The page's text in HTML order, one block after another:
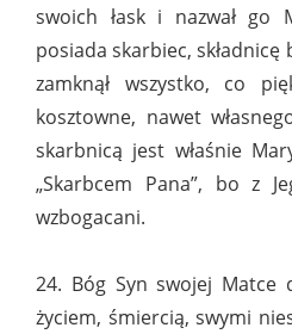
swoich łask i nazwał go
posiada skarbiec,
zamknął wszystko, co
kosztowne, nawet
skarbnicą jest właśnie
„Skarbcem Pana”, bo z
wzbogacani.
24. Bóg Syn swojej Matce
życiem, śmiercią, swymi